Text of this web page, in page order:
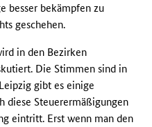
besser bekämpfen zu
geschehen.
in den Bezirken
Die Stimmen sind in
gibt es einige
diese Steuerermäßigungen
eintritt. Erst wenn man den